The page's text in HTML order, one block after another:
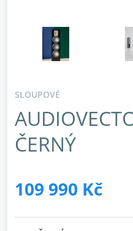
SLOUPOVÉ
ČERNÝ
109 990 Kč